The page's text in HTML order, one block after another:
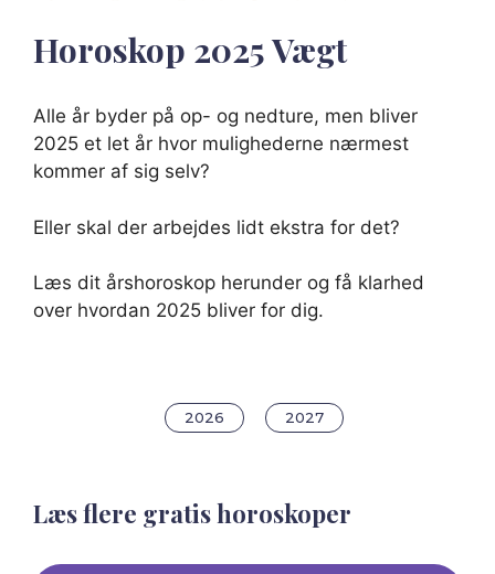
Horoskop 2025Vægt
Alle år byder på op- og nedture, men bliver
2025 et let år hvor mulighederne nærmest
kommer af sig selv?
Eller skal der arbejdes lidt ekstra for det?
Læs dit årshoroskop herunder og få klarhed
over hvordan 2025 bliver for dig.
2026 2027
Læs flere gratis horoskoper